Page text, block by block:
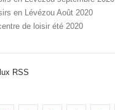
en Lévézou Août 2020
de loisir été 2020
RSS